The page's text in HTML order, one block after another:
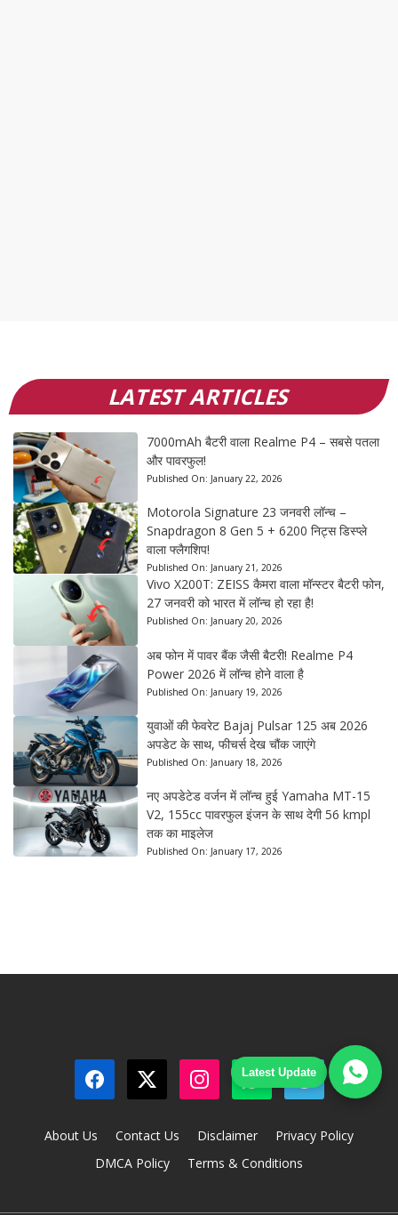
Latest Update
LATEST ARTICLES
7000mAh बैटरी वाला Realme P4 – सबसे पतला
और पावरफुल!
Published On: January 22, 2026
Motorola Signature 23 जनवरी लॉन्च –
Snapdragon 8 Gen 5 + 6200 निट्स डिस्प्ले
वाला फ्लैगशिप!
Published On: January 21, 2026
Vivo X200T: ZEISS कैमरा वाला मॉन्स्टर बैटरी फोन,
27 जनवरी को भारत में लॉन्च हो रहा है!
Published On: January 20, 2026
अब फोन में पावर बैंक जैसी बैटरी! Realme P4
Power 2026 में लॉन्च होने वाला है
Published On: January 19, 2026
युवाओं की फेवरेट Bajaj Pulsar 125 अब 2026
अपडेट के साथ, फीचर्स देख चौंक जाएंगे
Published On: January 18, 2026
नए अपडेटेड वर्जन में लॉन्च हुई Yamaha MT-15
V2, 155cc पावरफुल इंजन के साथ देगी 56 kmpl
तक का माइलेज
Published On: January 17, 2026
About Us Contact Us Disclaimer
Privacy Policy
DMCA Policy
Terms & Conditions